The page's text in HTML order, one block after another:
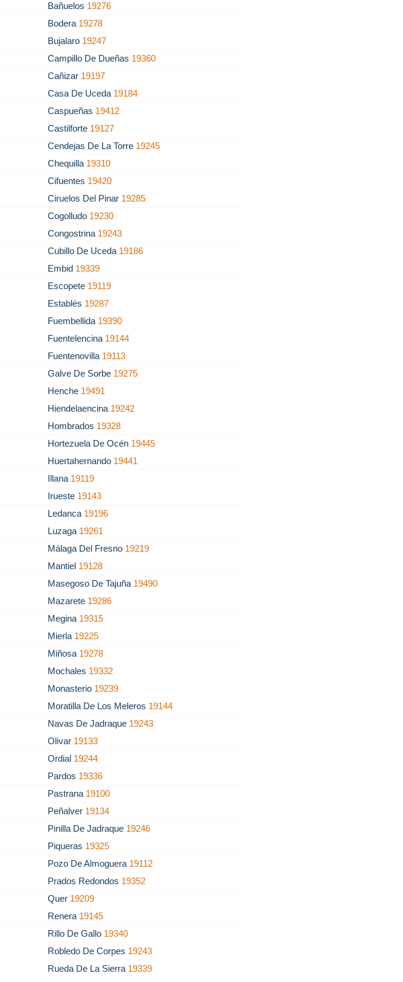
Bañuelos 19276
Bodera 19278
Bujalaro 19247
Campillo De Dueñas 19360
Cañizar 19197
Casa De Uceda 19184
Caspueñas 19412
Castilforte 19127
Cendejas De La Torre 19245
Chequilla 19310
Cifuentes 19420
Ciruelos Del Pinar 19285
Cogolludo 19230
Congostrina 19243
Cubillo De Uceda 19186
Embid 19339
Escopete 19119
Establés 19287
Fuembellida 19390
Fuentelencina 19144
Fuentenovilla 19113
Galve De Sorbe 19275
Henche 19491
Hiendelaencina 19242
Hombrados 19328
Hortezuela De Océn 19445
Huertahernando 19441
Illana 19119
Irueste 19143
Ledanca 19196
Luzaga 19261
Málaga Del Fresno 19219
Mantiel 19128
Masegoso De Tajuña 19490
Mazarete 19286
Megina 19315
Mierla 19225
Miñosa 19278
Mochales 19332
Monasterio 19239
Moratilla De Los Meleros 19144
Navas De Jadraque 19243
Olivar 19133
Ordial 19244
Pardos 19336
Pastrana 19100
Peñalver 19134
Pinilla De Jadraque 19246
Piqueras 19325
Pozo De Almoguera 19112
Prados Redondos 19352
Quer 19209
Renera 19145
Rillo De Gallo 19340
Robledo De Corpes 19243
Rueda De La Sierra 19339